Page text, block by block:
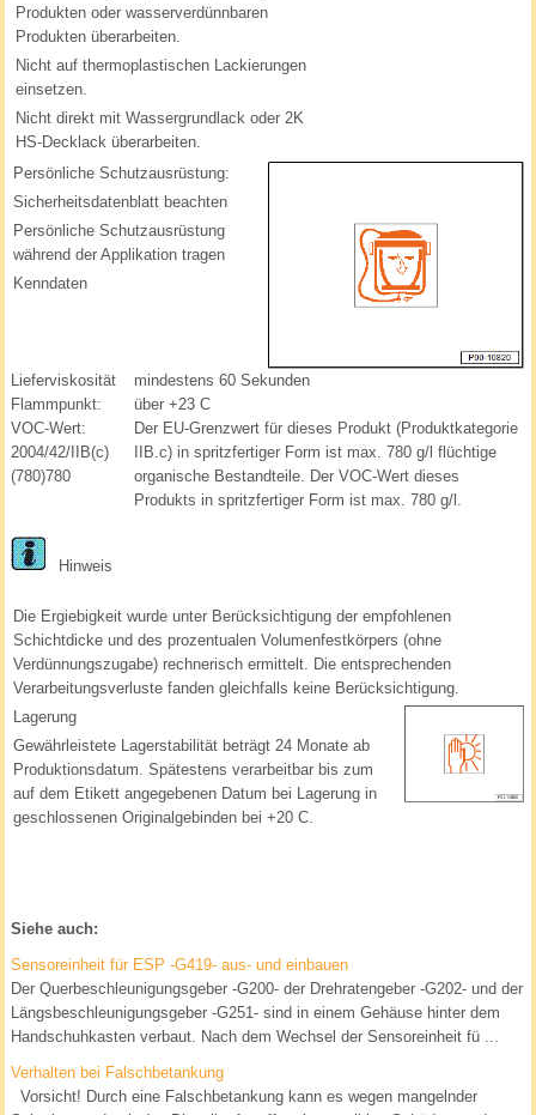
Produkten oder wasserverdünnbaren
Produkten überarbeiten.
Nicht auf thermoplastischen Lackierungen
einsetzen.
Nicht direkt mit Wassergrundlack oder 2K
HS-Decklack überarbeiten.
Persönliche Schutzausrüstung:
Sicherheitsdatenblatt beachten
Persönliche Schutzausrüstung
während der Applikation tragen
Kenndaten
Lieferviskosität
mindestens 60 Sekunden
Flammpunkt:
über +23 C
VOC-Wert:
2004/42/IIB(c)
(780)780
Der EU-Grenzwert für dieses Produkt (Produktkategorie
IIB.c) in spritzfertiger Form ist max. 780 g/l flüchtige
organische Bestandteile. Der VOC-Wert dieses
Produkts in spritzfertiger Form ist max. 780 g/l.
Hinweis
Die Ergiebigkeit wurde unter Berücksichtigung der empfohlenen
Schichtdicke und des prozentualen Volumenfestkörpers (ohne
Verdünnungszugabe) rechnerisch ermittelt. Die entsprechenden
Verarbeitungsverluste fanden gleichfalls keine Berücksichtigung.
Lagerung
Gewährleistete Lagerstabilität beträgt 24 Monate ab
Produktionsdatum. Spätestens verarbeitbar bis zum
auf dem Etikett angegebenen Datum bei Lagerung in
geschlossenen Originalgebinden bei +20 C.
Siehe auch:
Sensoreinheit für ESP -G419- aus- und einbauen
Der Querbeschleunigungsgeber -G200- der Drehratengeber -G202- und der
Längsbeschleunigungsgeber -G251- sind in einem Gehäuse hinter dem
Handschuhkasten verbaut. Nach dem Wechsel der Sensoreinheit fü ...
Verhalten bei Falschbetankung
Vorsicht! Durch eine Falschbetankung kann es wegen mangelnder